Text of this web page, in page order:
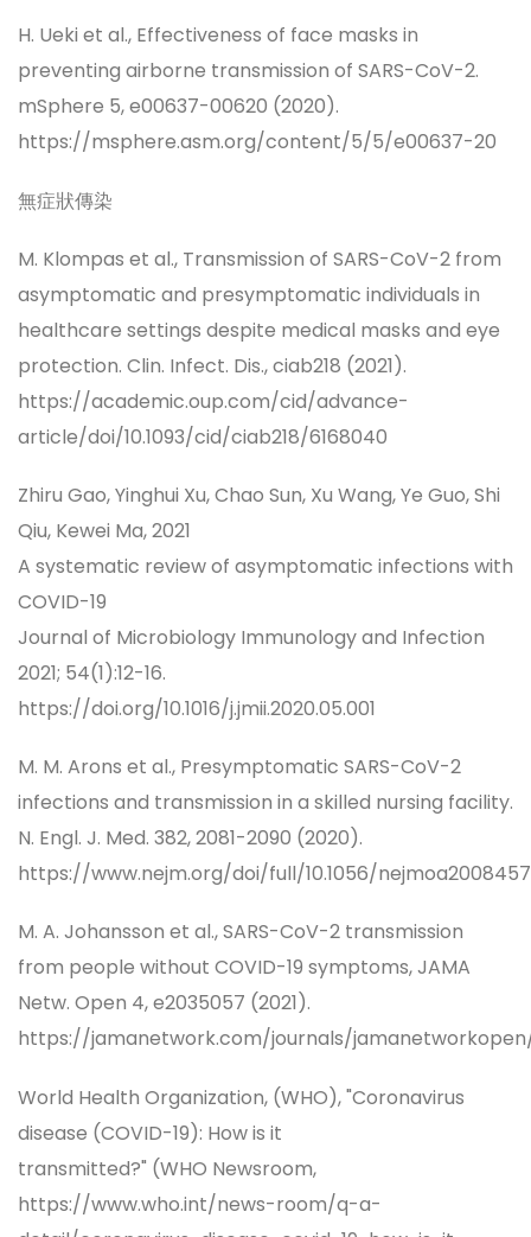
H. Ueki et al., Effectiveness of face masks in
preventing airborne transmission of SARS-CoV-2.
mSphere 5, e00637-00620 (2020).
https://msphere.asm.org/content/5/5/e00637-20
無症狀傳染
M. Klompas et al., Transmission of SARS-CoV-2 from
asymptomatic and presymptomatic individuals in
healthcare settings despite medical masks and eye
protection. Clin. Infect. Dis., ciab218 (2021).
https://academic.oup.com/cid/advance-
article/doi/10.1093/cid/ciab218/6168040
Zhiru Gao, Yinghui Xu, Chao Sun, Xu Wang, Ye Guo, Shi
Qiu, Kewei Ma, 2021
A systematic review of asymptomatic infections with
COVID-19
Journal of Microbiology Immunology and Infection
2021; 54(1):12-16.
https://doi.org/10.1016/j.jmii.2020.05.001
M. M. Arons et al., Presymptomatic SARS-CoV-2
infections and transmission in a skilled nursing facility.
N. Engl. J. Med. 382, 2081-2090 (2020).
https://www.nejm.org/doi/full/10.1056/nejmoa2008457
M. A. Johansson et al., SARS-CoV-2 transmission
from people without COVID-19 symptoms, JAMA
Netw. Open 4, e2035057 (2021).
https://jamanetwork.com/journals/
World Health Organization, (WHO), "Coronavirus
disease (COVID-19): How is it
transmitted?" (WHO Newsroom,
https://www.who.int/news-room/q-a-